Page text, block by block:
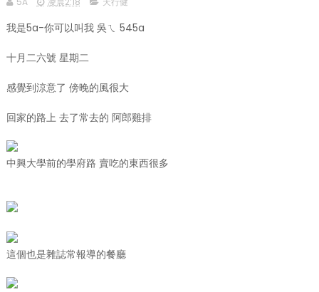
我是5a-你可以叫我 吳ㄟ 545a
十月二六號 星期二
感覺到涼意了 傍晚的風很大
回家的路上 去了常去的 阿郎雞排
中興大學前的學府路 賣吃的東西很多
這個也是雜誌常報導的餐廳